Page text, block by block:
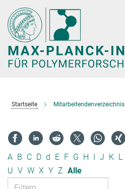
Hauptinhalt
Startseite Mitarbeitendenverzeichnis
A B C D d E F G H I J K L
U V W X Y Z Alle